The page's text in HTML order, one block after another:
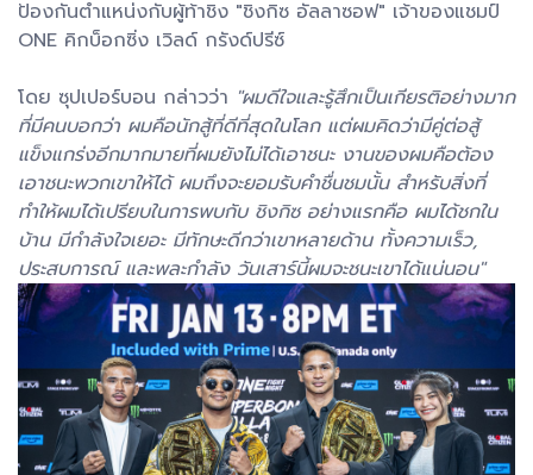
ป้องกันตำแหน่งกับผู้ท้าชิง "ชิงกิซ อัลลาซอฟ" เจ้าของแชมป์
ONE คิกบ็อกซิ่ง เวิลด์ กรังด์ปรีซ์
โดย ซุปเปอร์บอน กล่าวว่า "ผมดีใจและรู้สึกเป็นเกียรติอย่างมาก
ที่มีคนบอกว่า ผมคือนักสู้ที่ดีที่สุดในโลก แต่ผมคิดว่ามีคู่ต่อสู้
แข็งแกร่งอีกมากมายที่ผมยังไม่ได้เอาชนะ งานของผมคือต้อง
เอาชนะพวกเขาให้ได้ ผมถึงจะยอมรับคำชื่นชมนั้น สำหรับสิ่งที่
ทำให้ผมได้เปรียบในการพบกับ ชิงกิซ อย่างแรกคือ ผมได้ชกใน
บ้าน มีกำลังใจเยอะ มีทักษะดีกว่าเขาหลายด้าน ทั้งความเร็ว,
ประสบการณ์ และพละกำลัง วันเสาร์นี้ผมจะชนะเขาได้แน่นอน"